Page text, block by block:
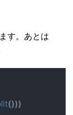
す。あとは
()))